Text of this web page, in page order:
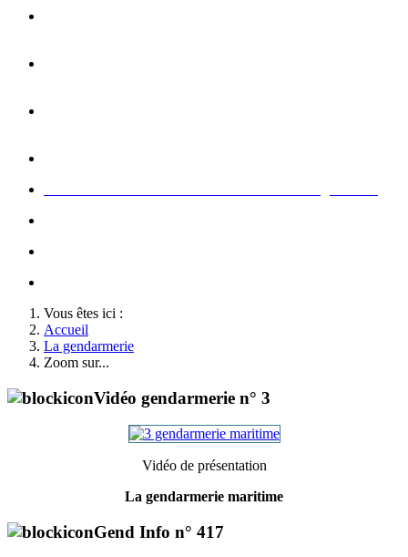
Vous êtes ici :
Accueil
La gendarmerie
Zoom sur...
Vidéo gendarmerie n° 3
Vidéo de présentation
La gendarmerie maritime
Gend Info n° 417